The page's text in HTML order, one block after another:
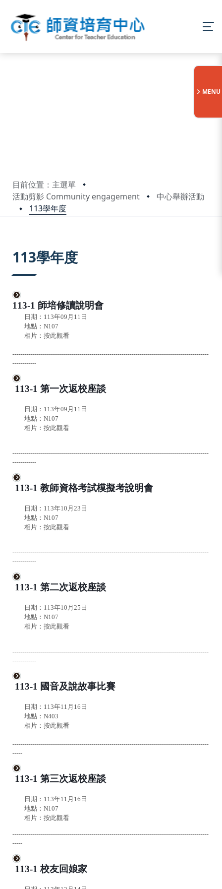
目前位置：主選單
活動剪影 Community engagement
中心舉辦活動
113學年度
MENU
113學年度
113-1 師培修讀說明會
日期：113年09月11日
地點：N107
相片： 按此觀看
---------------------------------------------------------------------------------------------------
------------
113-1 第一次返校座談
日期：113年09月11日
地點：N107
相片： 按此觀看
---------------------------------------------------------------------------------------------------
------------
113-1 教師資格考試模擬考說明會
日期：113年10月23日
地點：N107
相片： 按此觀看
---------------------------------------------------------------------------------------------------
------------
113-1 第二次返校座談
日期：113年10月25日
地點：N107
相片： 按此觀看
---------------------------------------------------------------------------------------------------
------------
113-1 國音及說故事比賽
日期：113年11月16日
地點：N403
相片： 按此觀看
---------------------------------------------------------------------------------------------------
-----
113-1 第三次返校座談
日期：113年11月16日
地點：N107
相片： 按此觀看
---------------------------------------------------------------------------------------------------
-----
113-1 校友回娘家